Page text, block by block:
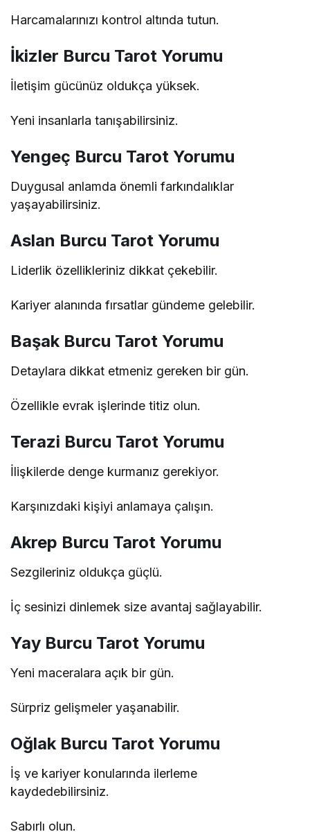
Harcamalarınızı kontrol altında tutun.
İkizler Burcu Tarot Yorumu
İletişim gücünüz oldukça yüksek.
Yeni insanlarla tanışabilirsiniz.
Yengeç Burcu Tarot Yorumu
Duygusal anlamda önemli farkındalıklar
yaşayabilirsiniz.
Aslan Burcu Tarot Yorumu
Liderlik özellikleriniz dikkat çekebilir.
Kariyer alanında fırsatlar gündeme gelebilir.
Başak Burcu Tarot Yorumu
Detaylara dikkat etmeniz gereken bir gün.
Özellikle evrak işlerinde titiz olun.
Terazi Burcu Tarot Yorumu
İlişkilerde denge kurmanız gerekiyor.
Karşınızdaki kişiyi anlamaya çalışın.
Akrep Burcu Tarot Yorumu
Sezgileriniz oldukça güçlü.
İç sesinizi dinlemek size avantaj sağlayabilir.
Yay Burcu Tarot Yorumu
Yeni maceralara açık bir gün.
Sürpriz gelişmeler yaşanabilir.
Oğlak Burcu Tarot Yorumu
İş ve kariyer konularında ilerleme
kaydedebilirsiniz.
Sabırlı olun.